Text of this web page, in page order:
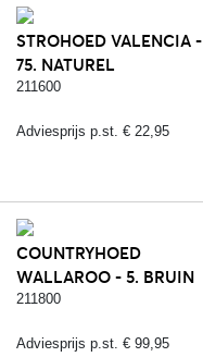
STROHOED VALENCIA -
75. NATUREL
211600
Adviesprijs p.st. € 22,95
COUNTRYHOED
WALLAROO - 5. BRUIN
211800
Adviesprijs p.st. € 99,95